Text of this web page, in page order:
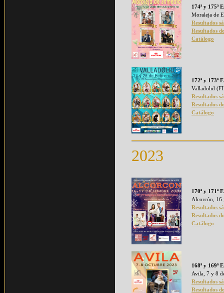
174ª y 175ª
Moraleja de
Resultados
Resultados
Catálogo
172ª y 173ª
Valladolid
Resultados
Resultados
Catálogo
2023
170ª y 171ª
Alcorcón, 16
Resultados
Resultados
Catálogo
168ª y 169ª
Avila, 7 y 8
Resultados
Resultados